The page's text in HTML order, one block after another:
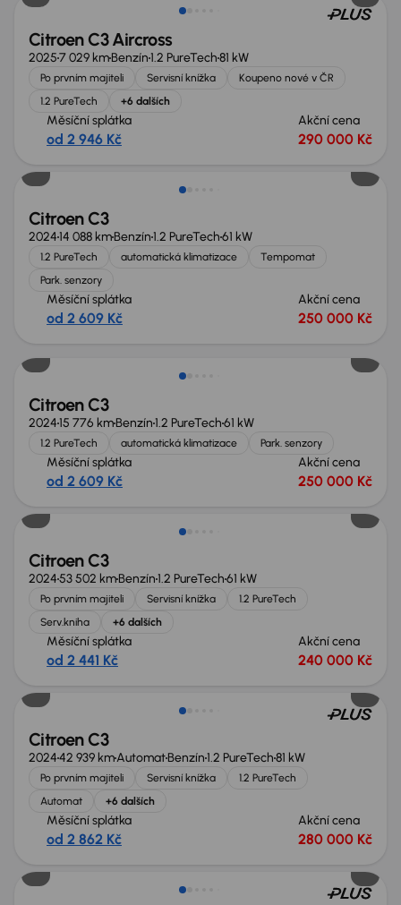
Citroen C3 Aircross
20257 029 kmBenzín1.2 PureTech81 kW
Po prvním majiteli Servisní knížka
Koupeno nové v ČR
1.2 PureTech
+6 dalších
Měsíční splátka
od 2 946 Kč
Akční cena
290 000 Kč
Zlevněno o 10 000 Kč
Citroen C3
202414 088 kmBenzín1.2 PureTech61 kW
1.2 PureTech automatická klimatizace
Tempomat
Park. senzory
Měsíční splátka
od 2 609 Kč
Akční cena
250 000 Kč
Citroen C3
202415 776 kmBenzín1.2 PureTech61 kW
1.2 PureTech automatická klimatizace Park. senzory
Měsíční splátka
od 2 609 Kč
Akční cena
250 000 Kč
Možnost odpočtu DPH
Citroen C3
202453 502 kmBenzín1.2 PureTech61 kW
Po prvním majiteli Servisní knížka
1.2 PureTech
Serv.kniha
+6 dalších
Měsíční splátka
od 2 441 Kč
Akční cena
240 000 Kč
Možnost odpočtu DPH
Citroen C3
202442 939 kmAutomatBenzín1.2 PureTech81 kW
Po prvním majiteli Servisní knížka
1.2 PureTech
Automat
+6 dalších
Měsíční splátka
od 2 862 Kč
Akční cena
280 000 Kč